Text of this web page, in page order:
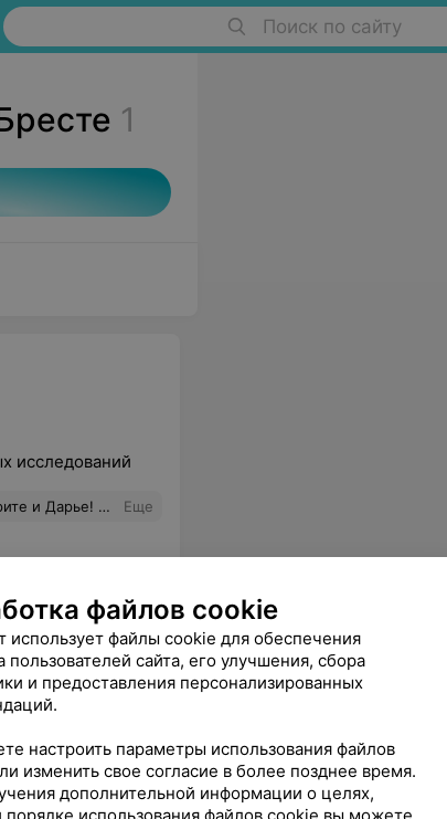
Поиск по сайту
1
исследований
и приятные специалисты — сразу видно, что любят свою работу. Спасибо вам, что не страшно и даже с улыбкой! Теперь только к вам Еще
файлов cookie
использует файлы cookie для обеспечения
пользователей сайта, его улучшения, сбора
и предоставления персонализированных
настроить параметры использования файлов
изменить свое согласие в более позднее время.
дополнительной информации о целях,